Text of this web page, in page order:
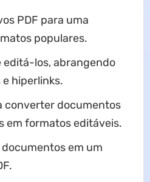
PDF para uma
populares.
los, abrangendo
hiperlinks.
converter documentos
em formatos editáveis.
em um